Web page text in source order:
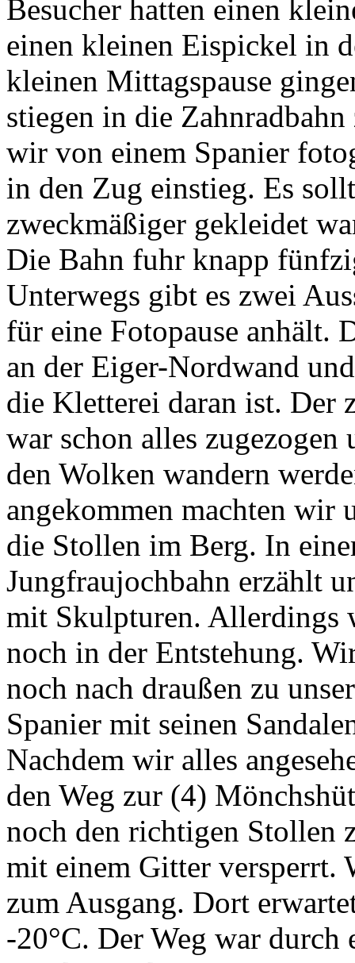
Besucher hatten einen
einen kleinen Eispickel in
kleinen Mittagspause
stiegen in die
wir von einem Spanier
in den Zug einstieg. Es
zweckmäßiger gekleidet
Die Bahn fuhr knapp
Unterwegs gibt es zwei
für eine Fotopause anhält.
an der Eiger-Nordwand
die Kletterei daran ist. Der
war schon alles
den Wolken wandern
angekommen machten wir
die Stollen im Berg. In
Jungfraujochbahn erzählt
mit Skulpturen. Allerdings
noch in der Entstehung.
noch nach draußen zu
Spanier mit seinen
Nachdem wir alles
den Weg zur (4)
noch den richtigen Stollen
mit einem Gitter versperrt.
zum Ausgang. Dort
-20°C. Der Weg war